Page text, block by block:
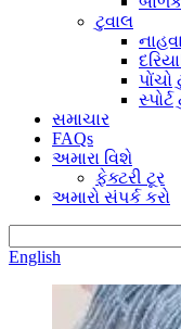
ટુવાલ
પોંચો
સમાચાર
FAQs
અમારા વિશે
ફેક્ટરી ટૂર
અમારો સંપર્ક કરો
English